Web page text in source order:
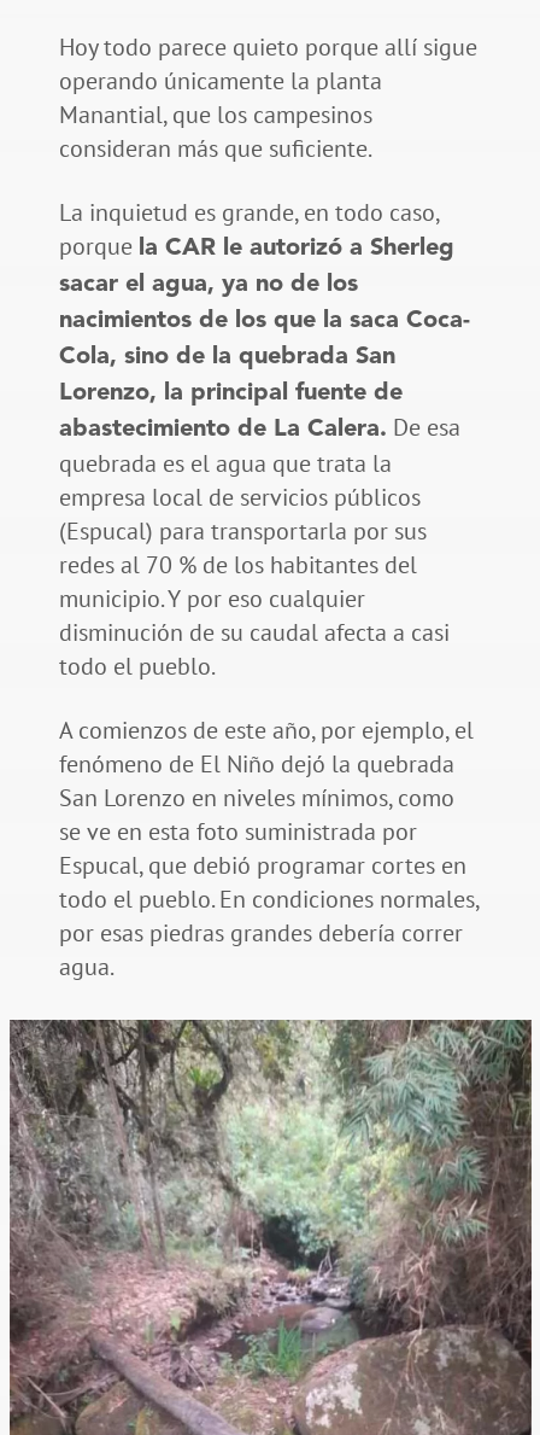
Hoy todo parece quieto porque allí sigue
operando únicamente la planta
Manantial, que los campesinos
consideran más que suficiente.
La inquietud es grande, en todo caso,
porque la CAR le autorizó a Sherleg
sacar el agua, ya no de los
nacimientos de los que la saca Coca-
Cola, sino de la quebrada San
Lorenzo, la principal fuente de
abastecimiento de La Calera. De esa
quebrada es el agua que trata la
empresa local de servicios públicos
(Espucal) para transportarla por sus
redes al 70 % de los habitantes del
municipio. Y por eso cualquier
disminución de su caudal afecta a casi
todo el pueblo.
A comienzos de este año, por ejemplo, el
fenómeno de El Niño dejó la quebrada
San Lorenzo en niveles mínimos, como
se ve en esta foto suministrada por
Espucal, que debió programar cortes en
todo el pueblo. En condiciones normales,
por esas piedras grandes debería correr
agua.